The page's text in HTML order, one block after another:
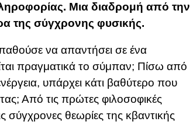
Μια διαδρομή από την
της σύγχρονης φυσικής.
να απαντήσει σε ένα
πραγματικά το σύμπαν; Πίσω από
υπάρχει κάτι βαθύτερο που
Από τις πρώτες φιλοσοφικές
σύγχρονες θεωρίες της κβαντικής